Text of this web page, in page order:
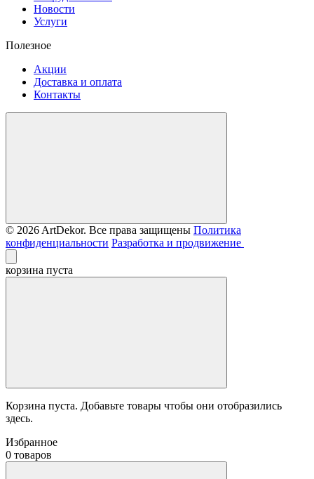
Новости
Услуги
Полезное
Акции
Доставка и оплата
Контакты
© 2026 ArtDekor. Все права защищены Политика
конфиденциальности Разработка и продвижение
корзина пуста
Корзина пуста. Добавьте товары чтобы они отобразились
здесь.
Избранное
0 товаров